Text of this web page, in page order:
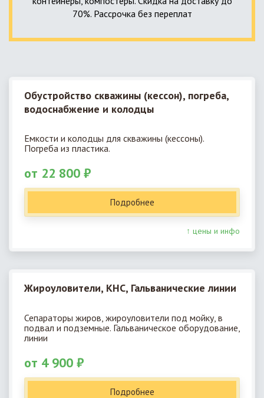
70%. Рассрочка без переплат
Обустройство скважины (кессон), погреба,
водоснабжение и колодцы
Емкости и колодцы для скважины (кессоны).
Погреба из пластика.
от 22 800 ₽
Подробнее
↑ цены и инфо
Жироуловители, КНС, Гальванические линии
Сепараторы жиров, жироуловители под мойку, в
подвал и подземные. Гальваническое оборудование,
линии
от 4 900 ₽
Подробнее